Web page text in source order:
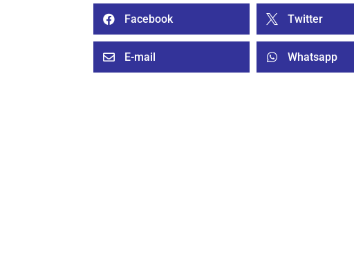
 Facebook  Twitter
 E-mail  Whatsapp